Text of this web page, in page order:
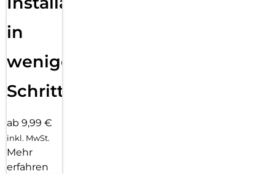
in
wenigen
Schritten
ab 9,99 €
inkl. MwSt.
Mehr
erfahren